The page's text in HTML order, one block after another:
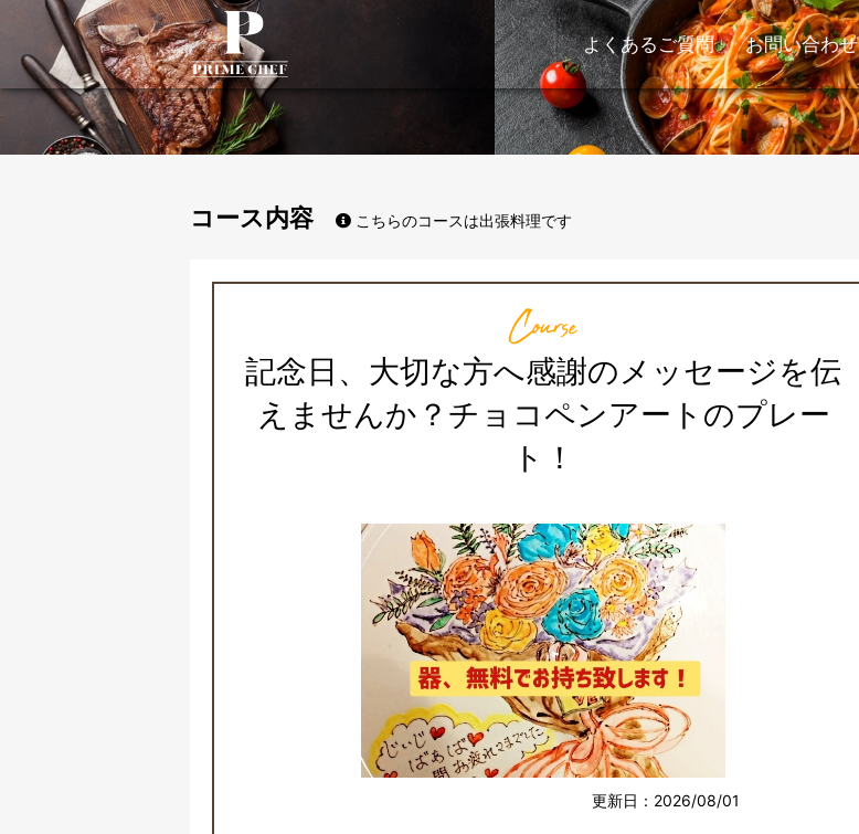
よくあるご質問 お問い合わせ
コース内容 こちらのコースは出張料理です
Course
記念日、大切な方へ感謝のメッセージを伝
えませんか？チョコペンアートのプレー
ト！
更新日：2026/08/01